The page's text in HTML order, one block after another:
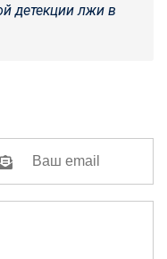
детекции лжи в